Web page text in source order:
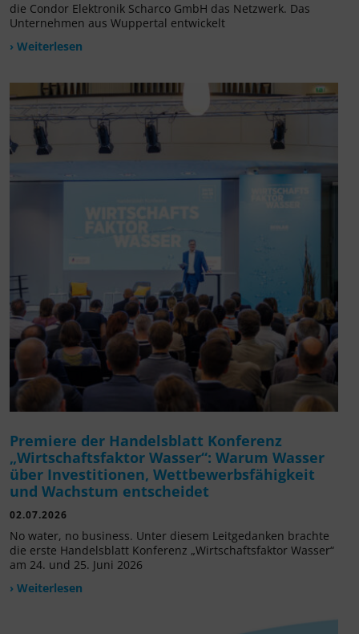
die Condor Elektronik Scharco GmbH das Netzwerk. Das
Unternehmen aus Wuppertal entwickelt
› Weiterlesen
Premiere der Handelsblatt Konferenz
„Wirtschaftsfaktor Wasser“: Warum Wasser
über Investitionen, Wettbewerbsfähigkeit
und Wachstum entscheidet
02.07.2026
No water, no business. Unter diesem Leitgedanken brachte
die erste Handelsblatt Konferenz „Wirtschaftsfaktor Wasser“
am 24. und 25. Juni 2026
› Weiterlesen